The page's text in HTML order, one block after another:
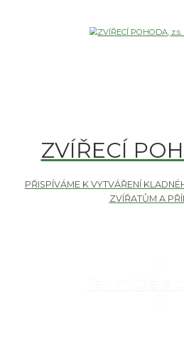
ZVÍŘECÍ